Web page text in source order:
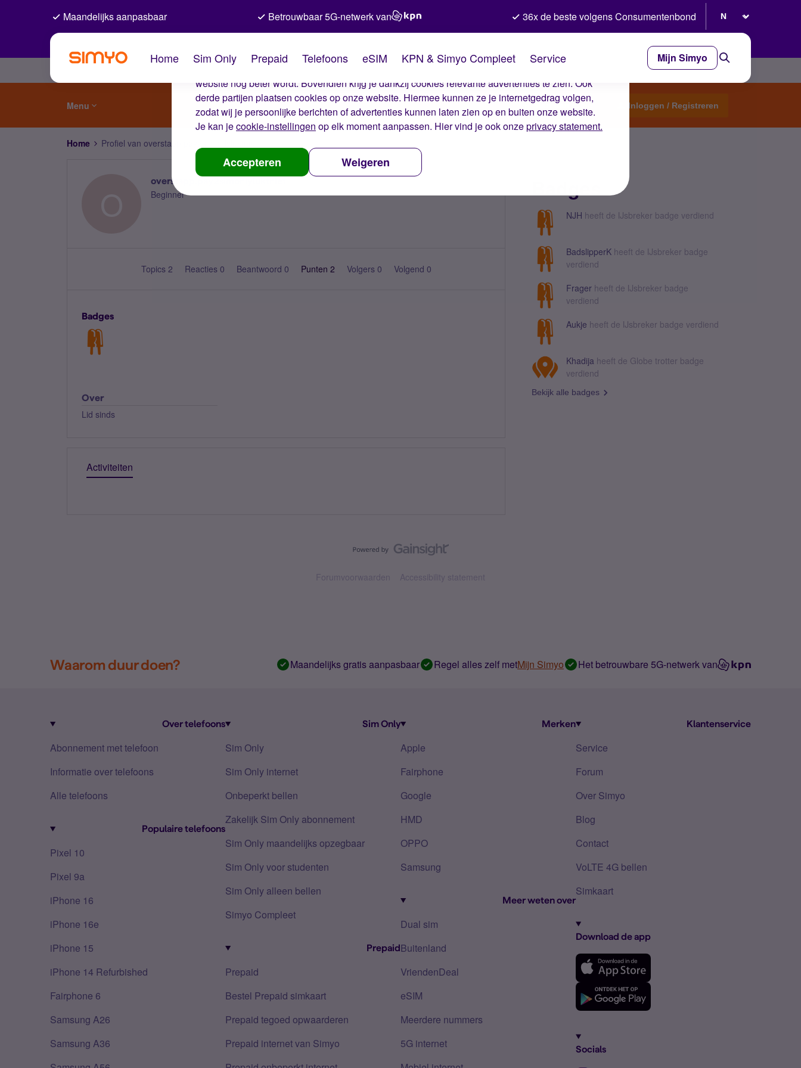
De cookies van Simyo
Wij gebruiken cookies op onze website. Met deze cookies zorgen wij ervoor dat je ervaring op de
website nog beter wordt. Bovendien krijg je dankzij cookies relevante advertenties te zien. Ook
derde partijen plaatsen cookies op onze website. Hiermee kunnen ze je internetgedrag volgen,
zodat wij je persoonlijke berichten of advertenties kunnen laten zien op en buiten onze website.
Je kan jecookie-instellingen op elk moment aanpassen. Hier vind je ook onzeprivacy statement.
Accepteren Weigeren
Maandelijks aanpasbaar Betrouwbaar 5G-netwerk van 36x de beste volgens Consumentenbond
Home Sim Only Prepaid Telefoons eSIM KPN & Simyo Compleet Service Mijn Simyo
Menu Start een topic Inloggen / Registreren
Home Profiel van overstapp.pay2simonlyluktniet
overstapp.pay2simonlyluktniet
Beginner
Topics 2 Reacties 0 Beantwoord 0 Punten 2 Volgers 0 Volgend 0
Badges
Over
Lid sinds
Activiteiten
NJH heeft de IJsbreker badge verdiend
BadslipperK heeft de IJsbreker badge
verdiend
Frager heeft de IJsbreker badge
verdiend
Aukje heeft de IJsbreker badge verdiend
Khadija heeft de Globe trotter badge
verdiend
Bekijk alle badges
Forumvoorwaarden Accessibility statement
Waarom duur doen? Maandelijks gratis aanpasbaar Regel alles zelf metMijn Simyo Het betrouwbare 5G-netwerk van
Over telefoons
Abonnement met telefoon
Informatie over telefoons
Alle telefoons
Populaire telefoons
Pixel 10
Pixel 9a
iPhone 16
iPhone 16e
iPhone 15
iPhone 14 Refurbished
Fairphone 6
Samsung A26
Samsung A36
Sim Only
Sim Only
Sim Only internet
Onbeperkt bellen
Zakelijk Sim Only abonnement
Sim Only maandelijks opzegbaar
Sim Only voor studenten
Sim Only alleen bellen
Simyo Compleet
Prepaid
Prepaid
Bestel Prepaid simkaart
Prepaid tegoed opwaarderen
Prepaid internet van Simyo
Merken
Apple
Fairphone
Google
HMD
OPPO
Samsung
Meer weten over
Dual sim
Buitenland
VriendenDeal
eSIM
Meerdere nummers
5G internet
Klantenservice
Service
Forum
Over Simyo
Blog
Contact
VoLTE 4G bellen
Simkaart
Download de app
Socials